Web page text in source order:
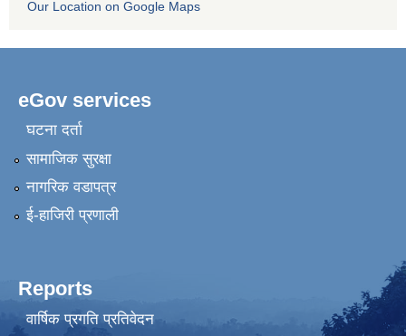
Our Location on Google Maps
eGov services
घटना दर्ता
सामाजिक सुरक्षा
नागरिक वडापत्र
ई-हाजिरी प्रणाली
Reports
वार्षिक प्रगति प्रतिवेदन